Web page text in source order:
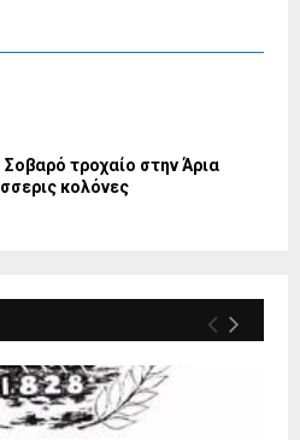
τροχαίο στην Άρια
κολόνες